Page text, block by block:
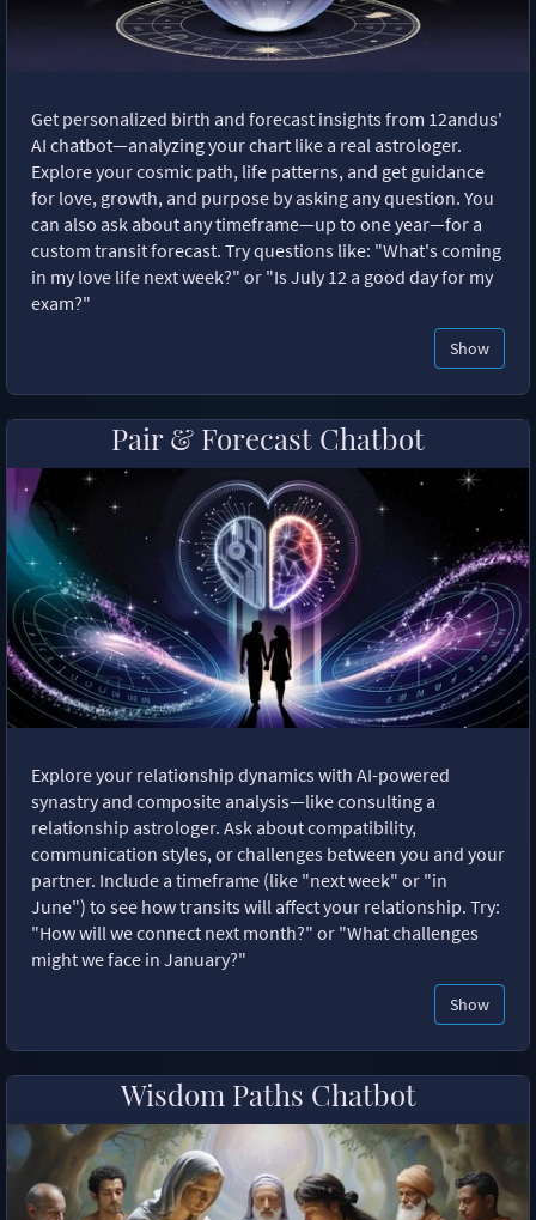
Get personalized birth and forecast insights from 12andus'
AI chatbot—analyzing your chart like a real astrologer.
Explore your cosmic path, life patterns, and get guidance
for love, growth, and purpose by asking any question. You
can also ask about any timeframe—up to one year—for a
custom transit forecast. Try questions like: "What's coming
in my love life next week?" or "Is July 12 a good day for my
exam?"
Show
Pair & Forecast Chatbot
Explore your relationship dynamics with AI-powered
synastry and composite analysis—like consulting a
relationship astrologer. Ask about compatibility,
communication styles, or challenges between you and your
partner. Include a timeframe (like "next week" or "in
June") to see how transits will affect your relationship. Try:
"How will we connect next month?" or "What challenges
might we face in January?"
Show
Wisdom Paths Chatbot